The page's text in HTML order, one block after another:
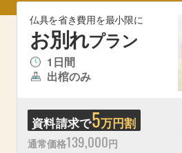
仏具を省き費用を最小限に
お別れプラン
1日間
出棺のみ
資料請求で5万円割
通常価格139,000円